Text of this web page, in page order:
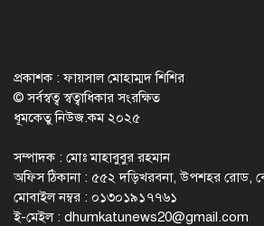
প্রকাশক : ফায়সাল মোহাম্মদ শিশির
© সর্বস্বত্ব স্বত্বাধিকার সংরক্ষিত
ধূমকেতু নিউজ.কম ২০২৫
সম্পাদক : মোঃ মাহাবুবুর রহমান
অফিস ঠিকানা : ৫৫২ দড়িখরবনা, উপশহর রোড,
মোবাইল নম্বর : ০১৩০১৯১৭৭৬১
ই-মেইল : dhumkatunews20@gmail.com